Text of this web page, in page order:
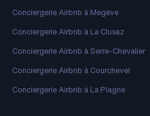
Conciergerie Airbnb à Megève
Conciergerie Airbnb à La Clusaz
Conciergerie Airbnb à Serre-Chevalier
Conciergerie Airbnb à Courchevel
Conciergerie Airbnb à La Plagne